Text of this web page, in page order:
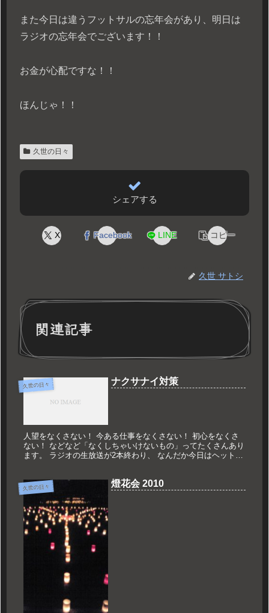
また今日は違うフットサルの忘年会があり、明日は
ラジオの忘年会でございます！！
お金が心配ですな！！
ほんじゃ！！
久世の日々
シェアする
X Facebook LINE コピー
久世 サトシ
関連記事
久世の日々 ナクサナイ対策
人望をなくさない！ 今ある仕事をなくさない！ 初心をなくさ
ない！ などなど「なくしちゃいけないもの」ってたくさんあり
ます。 ラジオの生放送が2本終わり、 なんだか今日はヘットヘ
久世の日々 燈花会 2010